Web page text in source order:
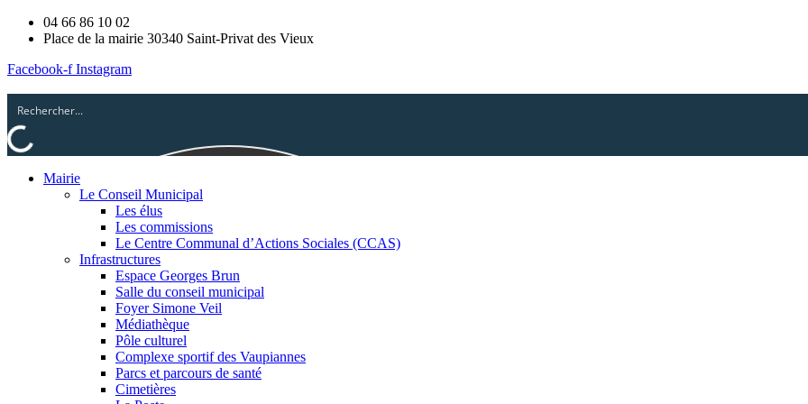
04 66 86 10 02
Place de la mairie 30340 Saint-Privat des Vieux
Facebook-f Instagram
Mairie
Le Conseil Municipal
Les élus
Les commissions
Le Centre Communal d’Actions Sociales (CCAS)
Infrastructures
Espace Georges Brun
Salle du conseil municipal
Foyer Simone Veil
Médiathèque
Pôle culturel
Complexe sportif des Vaupiannes
Parcs et parcours de santé
Cimetières